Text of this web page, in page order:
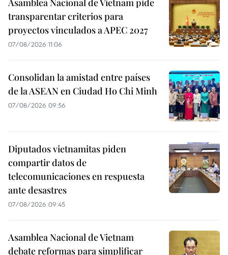
Asamblea Nacional de Vietnam pide
transparentar criterios para
proyectos vinculados a APEC 2027
07/08/2026 11:06
Consolidan la amistad entre países
de la ASEAN en Ciudad Ho Chi Minh
07/08/2026 09:56
Diputados vietnamitas piden
compartir datos de
telecomunicaciones en respuesta
ante desastres
07/08/2026 09:45
Asamblea Nacional de Vietnam
debate reformas para simplificar